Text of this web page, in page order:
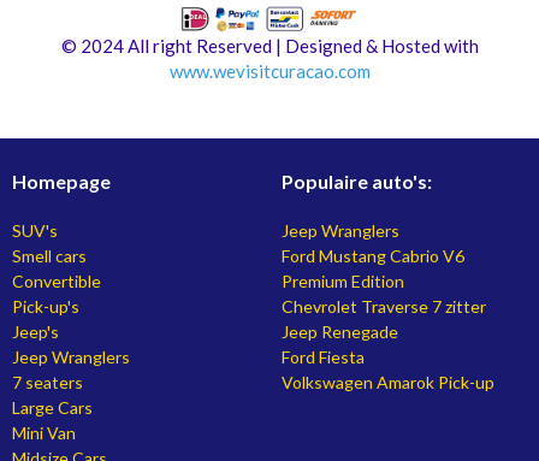
© 2024 All right Reserved | Designed & Hosted with
www.wevisitcuracao.com
Homepage
SUV's
Smell cars
Convertible
Pick-up's
Jeep's
Jeep Wranglers
7 seaters
Large Cars
Mini Van
Populaire auto's:
Jeep Wranglers
Ford Mustang Cabrio V6
Premium Edition
Chevrolet Traverse 7 zitter
Jeep Renegade
Ford Fiesta
Volkswagen Amarok Pick-up